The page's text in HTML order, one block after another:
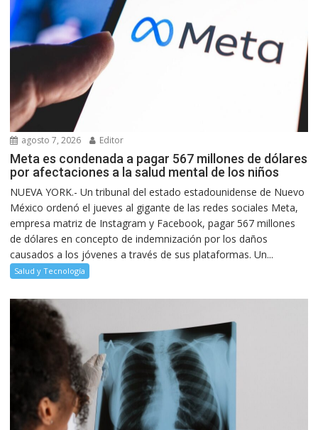
agosto 7, 2026 Editor
Meta es condenada a pagar 567 millones de dólares
por afectaciones a la salud mental de los niños
NUEVA YORK.- Un tribunal del estado estadounidense de Nuevo
México ordenó el jueves al gigante de las redes sociales Meta,
empresa matriz de Instagram y Facebook, pagar 567 millones
de dólares en concepto de indemnización por los daños
causados a los jóvenes a través de sus plataformas. Un...
Salud y Tecnología